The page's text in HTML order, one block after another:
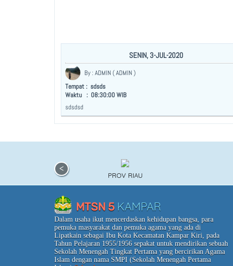
SENIN, 3-JUL-2020
By : ADMIN ( ADMIN )
Tempat : sdsds
Waktu : 08:30:00 WIB
sdsdsd
PROV RIAU
MTSN 5 KAMPAR
Dalam usaha ikut mencerdaskan kehidupan bangsa, para
pemuka masyarakat dan pemuka agama yang ada di
Lipatkain sebagai Ibu Kota Kecamatan Kampar Kiri, pada
Tahun Pelajaran 1955/1956 sepakat untuk mendirikan sebuah
Sekolah Menengah Tingkat Pertama yang bercirikan Agama
Islam dengan nama SMPI (Sekolah Menengah Pertama